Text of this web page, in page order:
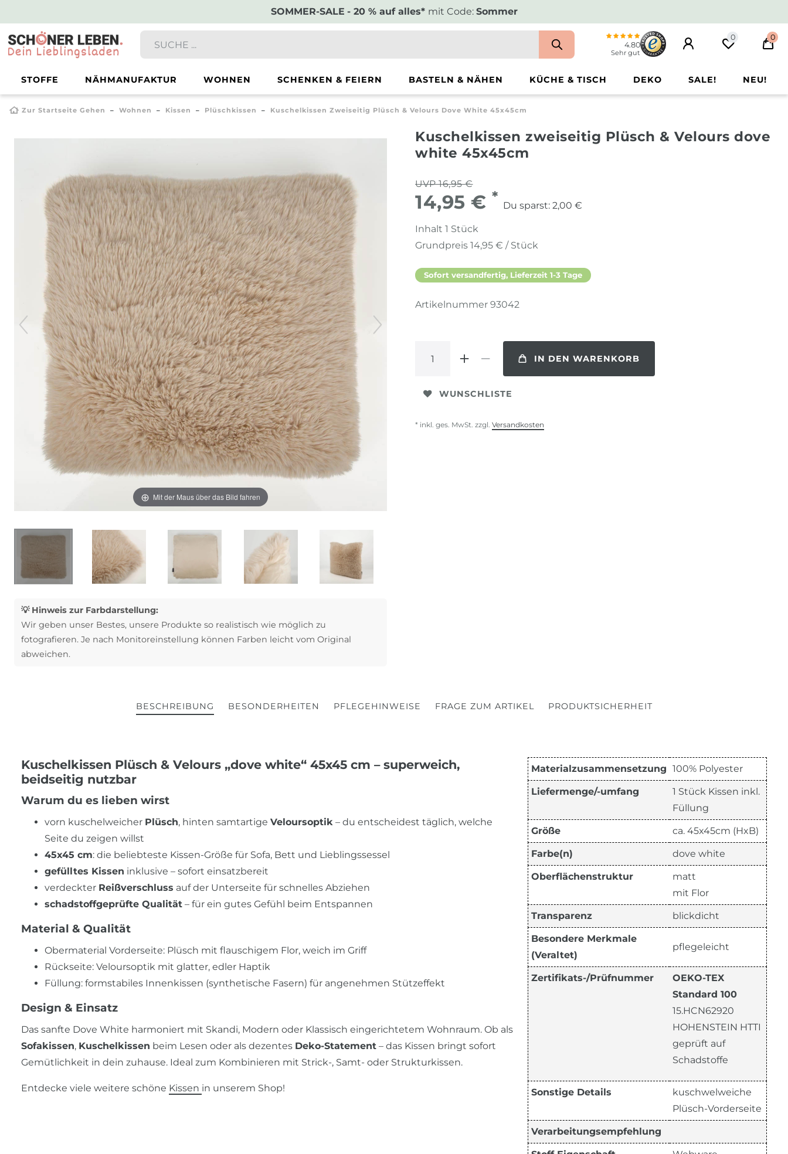
SOMMER-SALE - 20 % auf alles* mit Code: Sommer
4.80
Sehr gut
0 0
STOFFE NÄHMANUFAKTUR WOHNEN SCHENKEN & FEIERN BASTELN & NÄHEN KÜCHE & TISCH DEKO SALE! NEU!
Zur Startseite Gehen Wohnen Kissen Plüschkissen Kuschelkissen Zweiseitig Plüsch & Velours Dove White 45x45cm
Mit der Maus über das Bild fahren
💡 Hinweis zur Farbdarstellung:
Wir geben unser Bestes, unsere Produkte so realistisch wie möglich zu
fotografieren. Je nach Monitoreinstellung können Farben leicht vom Original
abweichen.
Kuschelkissen zweiseitig Plüsch & Velours dove
white 45x45cm
UVP 16,95 €
14,95 € *
Du sparst: 2,00 €
Inhalt 1 Stück
Grundpreis 14,95 € / Stück
Sofort versandfertig, Lieferzeit 1-3 Tage
Artikelnummer 93042
IN DEN WARENKORB
WUNSCHLISTE
* inkl. ges. MwSt. zzgl. Versandkosten
BESCHREIBUNG BESONDERHEITEN PFLEGEHINWEISE FRAGE ZUM ARTIKEL PRODUKTSICHERHEIT
Kuschelkissen Plüsch & Velours „dove white“ 45x45 cm – superweich,
beidseitig nutzbar
Warum du es lieben wirst
vorn kuschelweicher Plüsch, hinten samtartige Veloursoptik – du entscheidest täglich, welche
Seite du zeigen willst
45x45 cm: die beliebteste Kissen-Größe für Sofa, Bett und Lieblingssessel
gefülltes Kissen inklusive – sofort einsatzbereit
verdeckter Reißverschluss auf der Unterseite für schnelles Abziehen
schadstoffgeprüfte Qualität – für ein gutes Gefühl beim Entspannen
Material & Qualität
Obermaterial Vorderseite: Plüsch mit flauschigem Flor, weich im Griff
Rückseite: Veloursoptik mit glatter, edler Haptik
Füllung: formstabiles Innenkissen (synthetische Fasern) für angenehmen Stützeffekt
Design & Einsatz
Das sanfte Dove White harmoniert mit Skandi, Modern oder Klassisch eingerichtetem Wohnraum. Ob als
Sofakissen, Kuschelkissen beim Lesen oder als dezentes Deko-Statement – das Kissen bringt sofort
Gemütlichkeit in dein zuhause. Ideal zum Kombinieren mit Strick-, Samt- oder Strukturkissen.
Entdecke viele weitere schöne Kissen in unserem Shop!
Materialzusammensetzung 100% Polyester
Liefermenge/-umfang
1 Stück Kissen inkl.
Füllung
Größe ca. 45x45cm (HxB)
Farbe(n) dove white
Oberflächenstruktur
matt
mit Flor
Transparenz blickdicht
Besondere Merkmale
(Veraltet)
pflegeleicht
Zertifikats-/Prüfnummer
OEKO-TEX
Standard 100
15.HCN62920
HOHENSTEIN HTTI
geprüft auf
Schadstoffe
Sonstige Details
kuschwelweiche
Plüsch-Vorderseite
Verarbeitungsempfehlung